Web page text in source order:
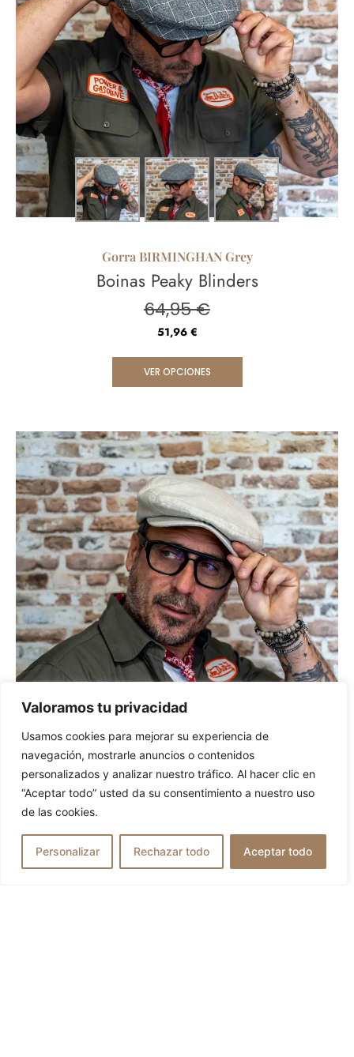
Valoramos tu privacidad
Usamos cookies para mejorar su experiencia de
navegación, mostrarle anuncios o contenidos
personalizados y analizar nuestro tráfico. Al hacer clic en
“Aceptar todo” usted da su consentimiento a nuestro uso
de las cookies.
Personalizar Rechazar todo Aceptar todo
Gorra BIRMINGHAN Grey
Boinas Peaky Blinders
64,95€
51,96 €
VER OPCIONES
Gorra BIRMINGHAN Beige
Boinas Peaky Blinders
64,95€
51,96€